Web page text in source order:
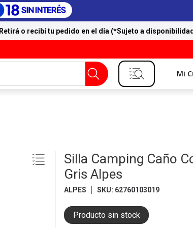
Retirá o recibí tu pedido en el día (*Sujeto a
Mi
Silla Camping Caño
Gris Alpes
ALPES SKU: 62760103019
Producto sin stock